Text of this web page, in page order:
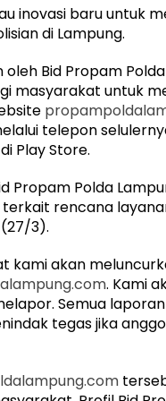
inovasi baru untuk
di Lampung.
Bid Propam
masyarakat untuk
telepon
Play Store.
Propam Polda
rencana
3).
kami akan
. Kami
Semua
tegas jika